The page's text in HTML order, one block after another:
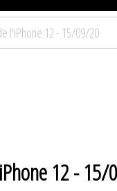
l'iPhone 12 - 15/09/20
12 -